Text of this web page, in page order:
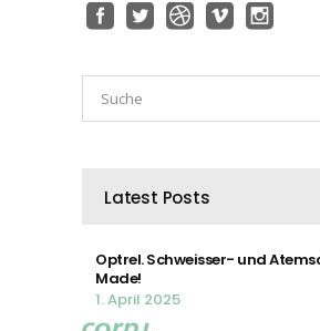
Latest Posts
Optrel. Schweisser- und
Made!
1. April 2025